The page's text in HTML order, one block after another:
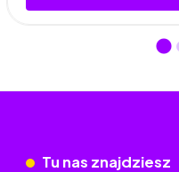
Tu nas znajdziesz